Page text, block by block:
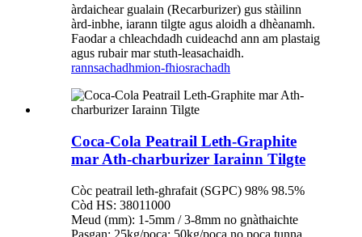
àrdaichear gualain (Recarburizer) gus stàilinn
àrd-inbhe, iarann ​​​​​​tilgte agus aloidh a dhèanamh.
Faodar a chleachdadh cuideachd ann am plastaig
agus rubair mar stuth-leasachaidh.
rannsachadhmion-fhiosrachadh
Coca-Cola Peatrail Leth-Graphite
mar Ath-charburizer Iarainn Tilgte
Còc peatrail leth-ghrafait (SGPC) 98% 98.5%
Còd HS: 38011000
Meud (mm): 1-5mm / 3-8mm no gnàthaichte
Pasgan: 25kg/poca; 50kg/poca no poca tunna